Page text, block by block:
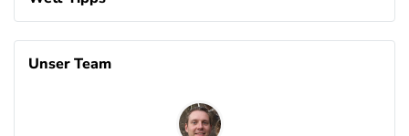
100% bis zu 80€
Interwetten Bonus
Unser Team